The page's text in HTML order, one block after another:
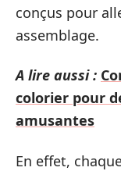
conçus pour
assemblage.
A lire aussi :
colorier pour
amusantes
En effet,